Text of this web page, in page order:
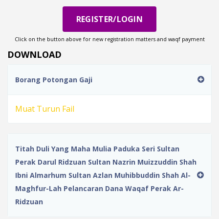
REGISTER/LOGIN
Click on the button above for new registration matters and waqf payment
DOWNLOAD
Borang Potongan Gaji
Muat Turun Fail
Titah Duli Yang Maha Mulia Paduka Seri Sultan
Perak Darul Ridzuan Sultan Nazrin Muizzuddin Shah
Ibni Almarhum Sultan Azlan Muhibbuddin Shah Al-
Maghfur-Lah Pelancaran Dana Waqaf Perak Ar-
Ridzuan